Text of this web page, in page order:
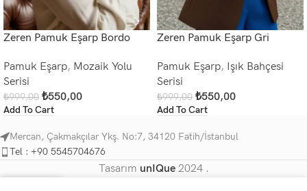
Zeren Pamuk Eşarp Bordo
Pamuk Eşarp, Mozaik Yolu
Serisi
₺999,00 ₺550,00
Add To Cart
Zeren Pamuk Eşarp Gri
Pamuk Eşarp, Işık Bahçesi
Serisi
₺999,00 ₺550,00
Add To Cart
Mercan, Çakmakçılar Ykş. No:7, 34120 Fatih/İstanbul
Tel : +90 5545704676
Tasarım unIQue 2024 .